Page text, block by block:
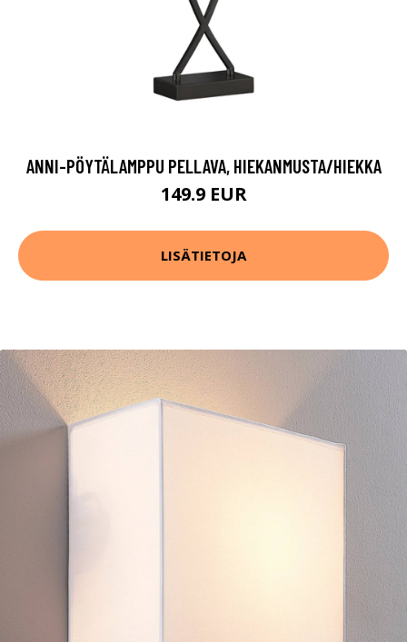
ANNI-PÖYTÄLAMPPU PELLAVA, HIEKANMUSTA/HIEKKA
149.9 EUR
LISÄTIETOJA